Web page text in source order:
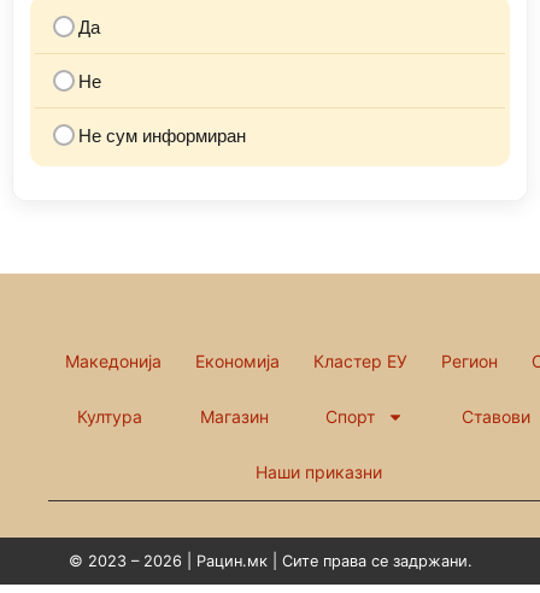
Да
Не
Не сум информиран
Македонија Економија Кластер ЕУ Регион
Култура Магазин Спорт Ставови
Наши приказни
© 2023 – 2026 | Рацин.мк | Сите права се задржани.